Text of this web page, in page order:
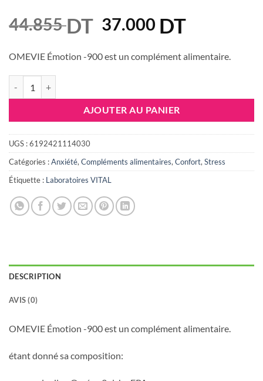
44.855DT Le
initial
37.000 DTLe
actuel
OMEVIE Émotion -900 est un complément alimentaire.
AJOUTER AU PANIER
UGS :6192421114030
Catégories :Anxiété,Compléments alimentaires,Confort,Stress
Étiquette : Laboratoires VITAL
DESCRIPTION
AVIS (0)
OMEVIE Émotion -900 est un complément alimentaire.
étant donné sa composition: